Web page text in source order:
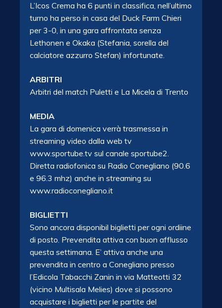
L’Icos Crema ha 6 punti in classifica, nell’ultimo
turno ha perso in casa del Duck Farm Chieri
per 3-0, in una gara affrontata senza
Lethonen e Okaka (Stefania, sorella del
calciatore azzurro Stefan) infortunate.
ARBITRI
Arbitri del match Puletti e La Micela di Trento
MEDIA
La gara di domenica verrà trasmessa in
streaming video dalla web tv
www.sportube.tv sul canale sportube2.
Diretta radiofonica su Radio Conegliano (90.6
e 96.3 mhz) anche in streaming su
www.radioconegliano.it
BIGLIETTI
Sono ancora disponibil biglietti per ogni ordiine
di posto. Prevendita attiva con buon afflusso
questa settimana. E’ attiva anche una
prevendita in centro a Conegliano presso
l’Edicola Tabacchi Zanin in via Matteotti 32
(vicino Multisala Melies) dove si possono
acquistare i biglietti per le partite del